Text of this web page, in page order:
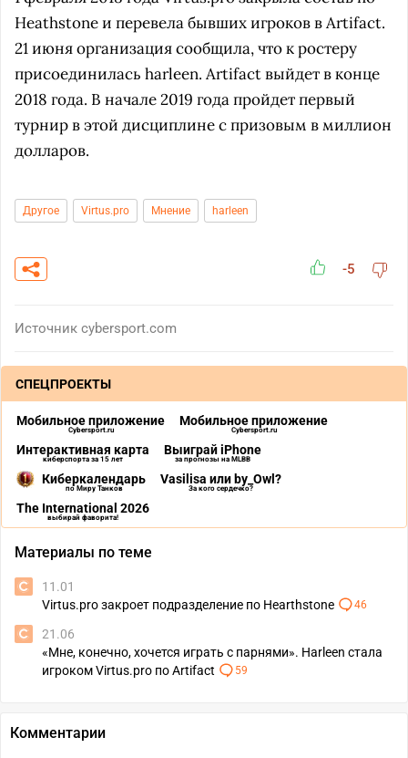
Heathstone и перевела бывших игроков в Artifact.
21 июня организация сообщила, что к ростеру
присоединилась harleen. Artifact выйдет в конце
2018 года. В начале 2019 года пройдет первый
турнир в этой дисциплине с призовым в миллион
долларов.
Другое Virtus.pro Мнение harleen
-5
Источник cybersport.com
СПЕЦПРОЕКТЫ
Мобильное приложение
Cybersport.ru
Мобильное приложение
Cybersport.ru
Интерактивная карта
киберспорта за 15 лет
Выиграй iPhone
за прогнозы на MLBB
Киберкалендарь
по Миру Танков
Vasilisa или by_Owl?
За кого сердечко?
The International 2026
выбирай фаворита!
Материалы по теме
11.01
Virtus.pro закроет подразделение по Hearthstone
46
21.06
«Мне, конечно, хочется играть с парнями». Harleen стала
игроком Virtus.pro по Artifact
59
Комментарии